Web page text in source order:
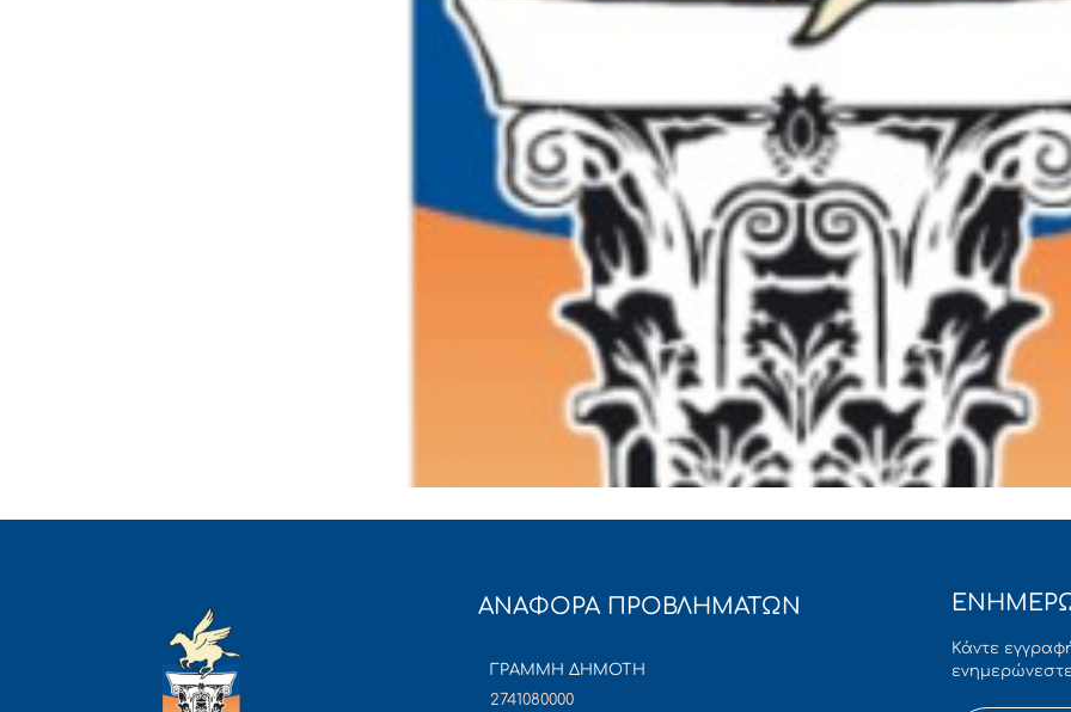
ΑΝΑΦΟΡΑ ΠΡΟΒΛΗΜΑΤΩΝ
ΓΡΑΜΜΗ ΔΗΜΟΤΗ
2741080000
Κάντε